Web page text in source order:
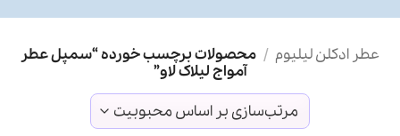
عطر ادکلن لیلیوم / محصولات برچسب خورده “سمپل عطر
آمواج لیلاک لاو”